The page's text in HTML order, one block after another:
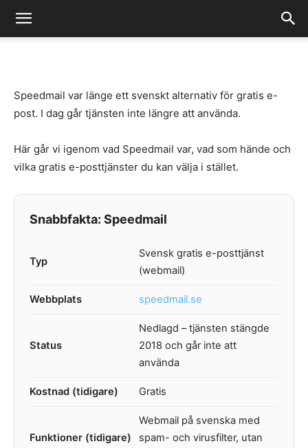
Speedmail var länge ett svenskt alternativ för gratis e-
post. I dag går tjänsten inte längre att använda.
Här går vi igenom vad Speedmail var, vad som hände och
vilka gratis e-posttjänster du kan välja i stället.
Snabbfakta: Speedmail
Typ
Svensk gratis e-posttjänst
(webmail)
Webbplats speedmail.se
Status
Nedlagd – tjänsten stängde
2018 och går inte att
använda
Kostnad (tidigare) Gratis
Funktioner (tidigare)
Webmail på svenska med
spam- och virusfilter, utan